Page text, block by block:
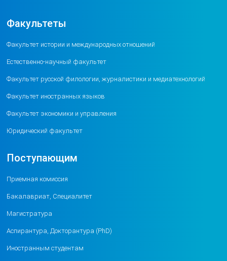
Факультеты
Факультет истории и международных отношений
Естественно-научный факультет
Факультет русской филологии, журналистики и медиатехнологий
Факультет иностранных языков
Факультет экономики и управления
Юридический факультет
Поступающим
Приемная комиссия
Бакалавриат, Специалитет
Магистратура
Аспирантура, Докторантура (PhD)
Иностранным студентам